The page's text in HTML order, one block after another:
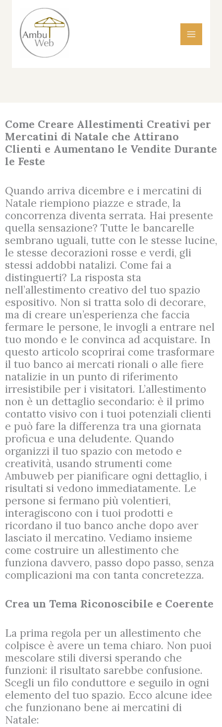
contenuto
Come Creare Allestimenti Creativi per
Mercatini di Natale che Attirano
Clienti e Aumentano le Vendite Durante
le Feste
Quando arriva dicembre e i mercatini di
Natale riempiono piazze e strade, la
concorrenza diventa serrata. Hai presente
quella sensazione? Tutte le bancarelle
sembrano uguali, tutte con le stesse lucine,
le stesse decorazioni rosse e verdi, gli
stessi addobbi natalizi. Come fai a
distinguerti? La risposta sta
nell’allestimento creativo del tuo spazio
espositivo. Non si tratta solo di decorare,
ma di creare un’esperienza che faccia
fermare le persone, le invogli a entrare nel
tuo mondo e le convinca ad acquistare. In
questo articolo scoprirai come trasformare
il tuo banco ai mercati rionali o alle fiere
natalizie in un punto di riferimento
irresistibile per i visitatori. L’allestimento
non è un dettaglio secondario: è il primo
contatto visivo con i tuoi potenziali clienti
e può fare la differenza tra una giornata
proficua e una deludente. Quando
organizzi il tuo spazio con metodo e
creatività, usando strumenti come
Ambuweb per pianificare ogni dettaglio, i
risultati si vedono immediatamente. Le
persone si fermano più volentieri,
interagiscono con i tuoi prodotti e
ricordano il tuo banco anche dopo aver
lasciato il mercatino. Vediamo insieme
come costruire un allestimento che
funziona davvero, passo dopo passo, senza
complicazioni ma con tanta concretezza.
Crea un Tema Riconoscibile e Coerente
La prima regola per un allestimento che
colpisce è avere un tema chiaro. Non puoi
mescolare stili diversi sperando che
funzioni: il risultato sarebbe confusione.
Scegli un filo conduttore e seguilo in ogni
elemento del tuo spazio. Ecco alcune idee
che funzionano bene ai mercatini di
Natale: